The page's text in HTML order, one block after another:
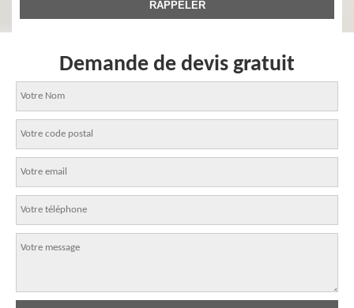
Demande de devis gratuit